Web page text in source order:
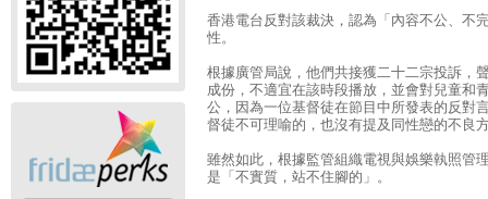
香港電台反對該裁決，認為「內容不公、不
性。
根據廣管局說，他們共接獲二十二宗投訴，
成份，不適宜在該時段播放，並會對兒童和
公，因為一位基督徒在節目中所發表的反對
督徒不可理喻的，也沒有提及同性戀的不良
雖然如此，根據監管組織電視與娛樂執照管
是「不實質，站不住腳的」。